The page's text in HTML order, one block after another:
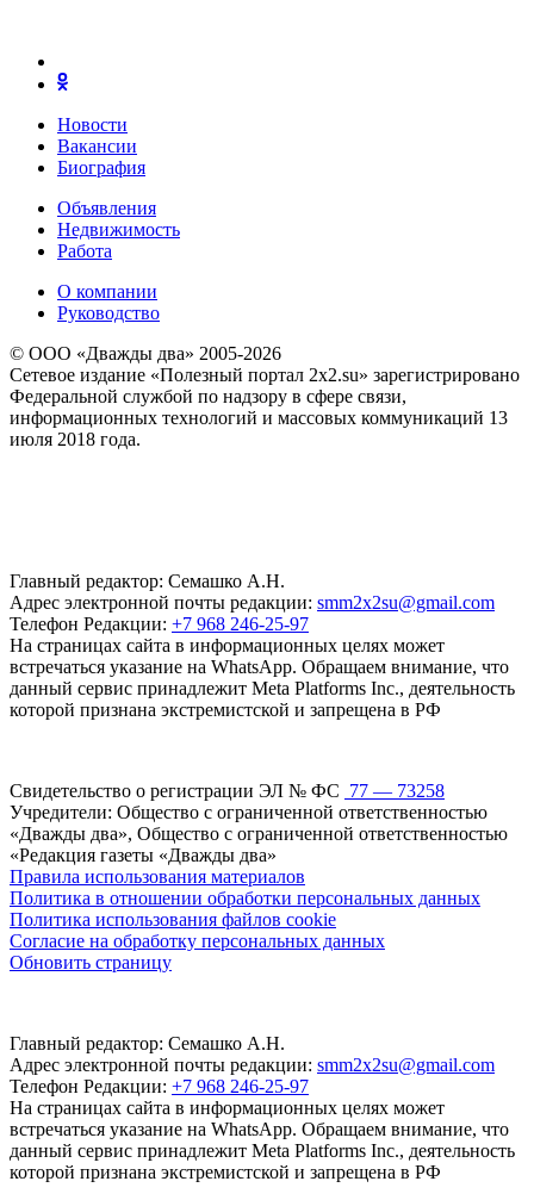
Новости
Вакансии
Биография
Объявления
Недвижимость
Работа
О компании
Руководство
© ООО «Дважды два» 2005-2026
Сетевое издание «Полезный портал 2x2.su» зарегистрировано
Федеральной службой по надзору в сфере связи,
информационных технологий и массовых коммуникаций 13
июля 2018 года.
Главный редактор: Семашко А.Н.
Адрес электронной почты редакции: smm2x2su@gmail.com
Телефон Редакции: +7 968 246-25-97
На страницах сайта в информационных целях может
встречаться указание на WhatsApp. Обращаем внимание, что
данный сервис принадлежит Meta Platforms Inc., деятельность
которой признана экстремистской и запрещена в РФ
Свидетельство о регистрации ЭЛ № ФС 77 — 73258
Учредители: Общество с ограниченной ответственностью
«Дважды два», Общество с ограниченной ответственностью
«Редакция газеты «Дважды два»
Правила использования материалов
Политика в отношении обработки персональных данных
Политика использования файлов cookie
Согласие на обработку персональных данных
Обновить страницу
Главный редактор: Семашко А.Н.
Адрес электронной почты редакции: smm2x2su@gmail.com
Телефон Редакции: +7 968 246-25-97
На страницах сайта в информационных целях может
встречаться указание на WhatsApp. Обращаем внимание, что
данный сервис принадлежит Meta Platforms Inc., деятельность
которой признана экстремистской и запрещена в РФ